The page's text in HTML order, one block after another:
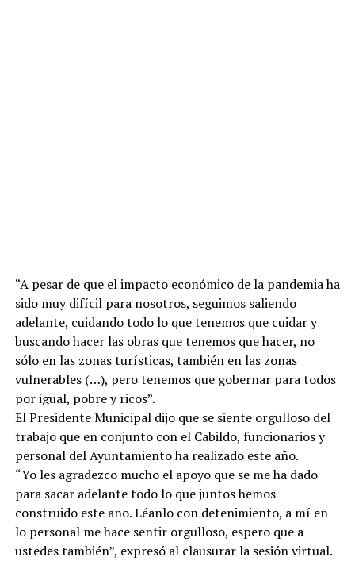
“A pesar de que el impacto económico de la pandemia ha
sido muy difícil para nosotros, seguimos saliendo
adelante, cuidando todo lo que tenemos que cuidar y
buscando hacer las obras que tenemos que hacer, no
sólo en las zonas turísticas, también en las zonas
vulnerables (…), pero tenemos que gobernar para todos
por igual, pobre y ricos”.
El Presidente Municipal dijo que se siente orgulloso del
trabajo que en conjunto con el Cabildo, funcionarios y
personal del Ayuntamiento ha realizado este año.
“Yo les agradezco mucho el apoyo que se me ha dado
para sacar adelante todo lo que juntos hemos
construido este año. Léanlo con detenimiento, a mí en
lo personal me hace sentir orgulloso, espero que a
ustedes también”, expresó al clausurar la sesión virtual.